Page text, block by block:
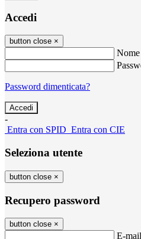
Accedi
button close ×
Password dimenticata?
-
Entra con SPID Entra con CIE
Seleziona utente
button close ×
Recupero password
button close ×
E-mail